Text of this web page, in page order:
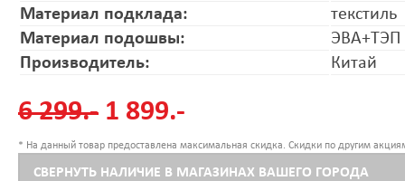
Материал подклада:
текстиль
Материал подошвы:
ЭВА+ТЭП
Производитель:
Китай
6 299.- 1 899.-
* На данный товар предоставлена максимальная скидка. Скидки по другим
СВЕРНУТЬ НАЛИЧИЕ В МАГАЗИНАХ ВАШЕГО ГОРОДА